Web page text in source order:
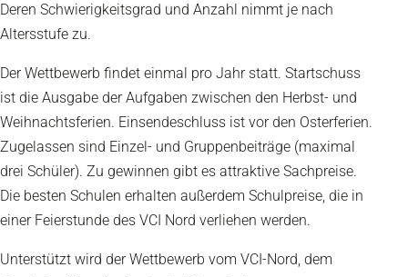
Deren Schwierigkeitsgrad und Anzahl nimmt je nach
Altersstufe zu.
Der Wettbewerb findet einmal pro Jahr statt. Startschuss
ist die Ausgabe der Aufgaben zwischen den Herbst- und
Weihnachtsferien. Einsendeschluss ist vor den Osterferien.
Zugelassen sind Einzel- und Gruppenbeiträge (maximal
drei Schüler). Zu gewinnen gibt es attraktive Sachpreise.
Die besten Schulen erhalten außerdem Schulpreise, die in
einer Feierstunde des VCI Nord verliehen werden.
Unterstützt wird der Wettbewerb vom VCI-Nord, dem